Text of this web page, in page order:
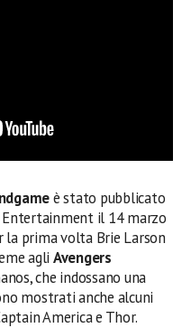
è stato pubblicato
Entertainment il 14 marzo
la prima volta Brie Larson
agli Avengers
che indossano una
mostrati anche alcuni
America e Thor.